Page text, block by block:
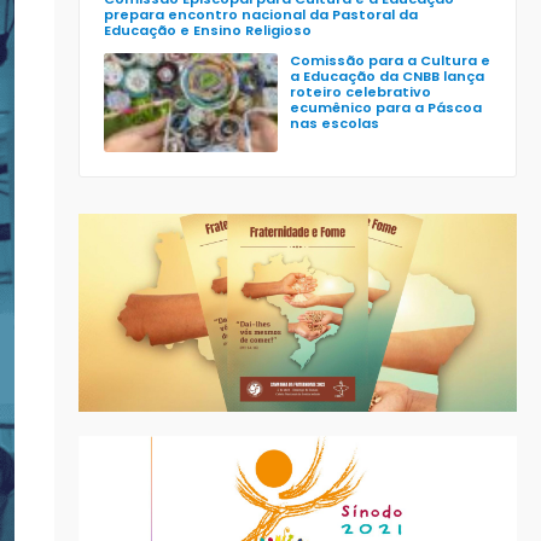
prepara encontro nacional da Pastoral da
Educação e Ensino Religioso
Comissão para a Cultura e
a Educação da CNBB lança
roteiro celebrativo
ecumênico para a Páscoa
nas escolas